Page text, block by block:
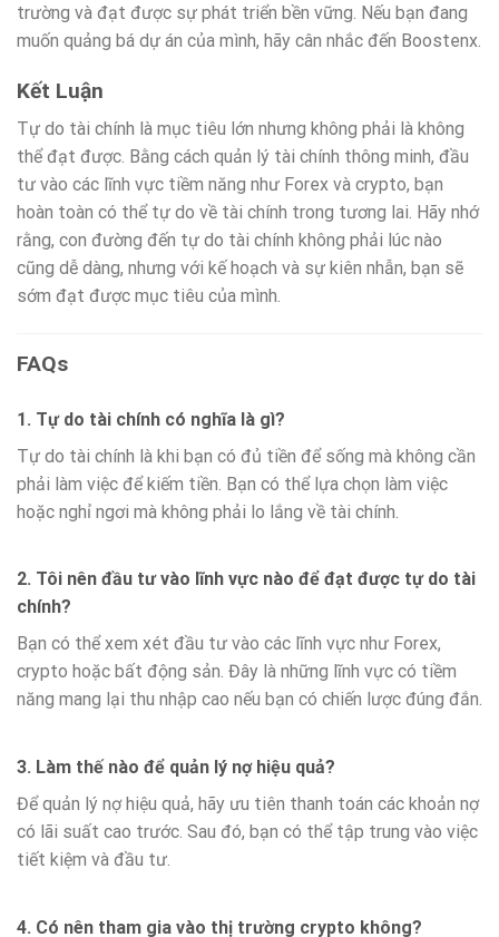
trường và đạt được sự phát triển bền vững. Nếu bạn đang
muốn quảng bá dự án của mình, hãy cân nhắc đến Boostenx.
Kết Luận
Tự do tài chính là mục tiêu lớn nhưng không phải là không
thể đạt được. Bằng cách quản lý tài chính thông minh, đầu
tư vào các lĩnh vực tiềm năng như Forex và crypto, bạn
hoàn toàn có thể tự do về tài chính trong tương lai. Hãy nhớ
rằng, con đường đến tự do tài chính không phải lúc nào
cũng dễ dàng, nhưng với kế hoạch và sự kiên nhẫn, bạn sẽ
sớm đạt được mục tiêu của mình.
FAQs
1. Tự do tài chính có nghĩa là gì?
Tự do tài chính là khi bạn có đủ tiền để sống mà không cần
phải làm việc để kiếm tiền. Bạn có thể lựa chọn làm việc
hoặc nghỉ ngơi mà không phải lo lắng về tài chính.
2. Tôi nên đầu tư vào lĩnh vực nào để đạt được tự do tài
chính?
Bạn có thể xem xét đầu tư vào các lĩnh vực như Forex,
crypto hoặc bất động sản. Đây là những lĩnh vực có tiềm
năng mang lại thu nhập cao nếu bạn có chiến lược đúng đắn.
3. Làm thế nào để quản lý nợ hiệu quả?
Để quản lý nợ hiệu quả, hãy ưu tiên thanh toán các khoản nợ
có lãi suất cao trước. Sau đó, bạn có thể tập trung vào việc
tiết kiệm và đầu tư.
4. Có nên tham gia vào thị trường crypto không?